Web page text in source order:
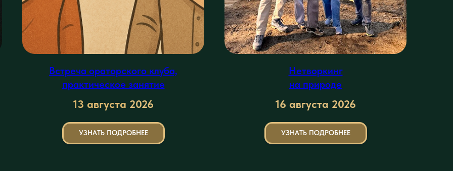
Встреча ораторского клуба,
практическое занятие
13 августа 2026
УЗНАТЬ ПОДРОБНЕЕ
Нетворкинг
на природе
16 августа 2026
УЗНАТЬ ПОДРОБНЕЕ